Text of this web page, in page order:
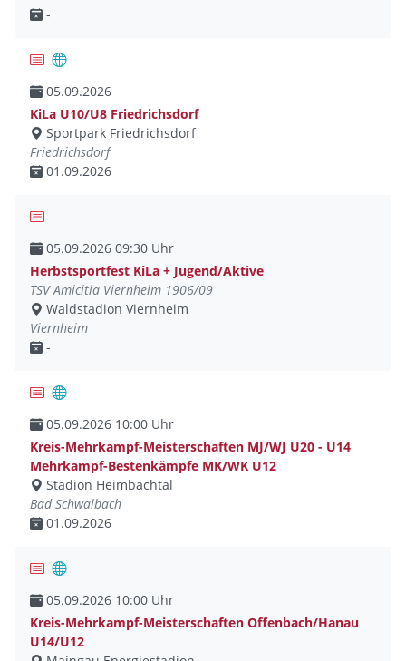
-
05.09.2026
KiLa U10/U8 Friedrichsdorf
Sportpark Friedrichsdorf
Friedrichsdorf
01.09.2026
05.09.2026 09:30 Uhr
Herbstsportfest KiLa + Jugend/Aktive
TSV Amicitia Viernheim 1906/09
Waldstadion Viernheim
Viernheim
-
05.09.2026 10:00 Uhr
Kreis-Mehrkampf-Meisterschaften MJ/WJ U20 - U14
Mehrkampf-Bestenkämpfe MK/WK U12
Stadion Heimbachtal
Bad Schwalbach
01.09.2026
05.09.2026 10:00 Uhr
Kreis-Mehrkampf-Meisterschaften Offenbach/Hanau
U14/U12